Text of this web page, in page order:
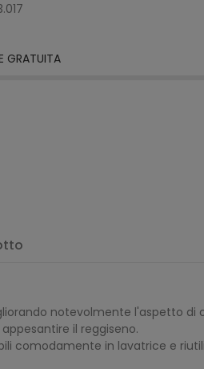
GRATUITA PER ORDINI SUPERIORI
notevolmente l'aspetto di
il reggiseno.
comodamente in lavatrice e